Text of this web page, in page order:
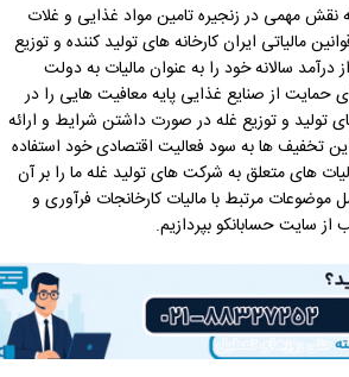
نقش مهمی در زنجیره تامین مواد غذایی و غلات
مالیاتی ایران کارخانه های تولید کننده و توزیع
سالانه خود را به عنوان مالیات به دولت
حمایت از صنایع غذایی پایه معافیت هایی را در
تولید و توزیع غله در صورت داشتن شرایط و ارائه
تخفیف ها به سود فعالیت اقتصادی خود استفاده
های متعلق به شرکت های تولید غله ما را بر آن
مرتبط با مالیات کارخانجات فرآوری و
سایت حسابانکو بپردازیم.